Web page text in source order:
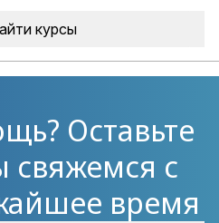
Оставьте
свяжемся с
время